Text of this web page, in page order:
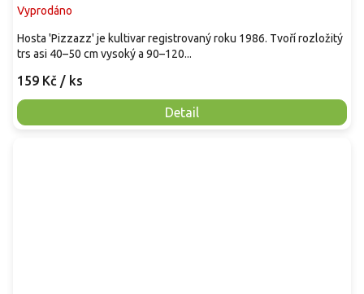
Vyprodáno
159 Kč / ks
Detail
Hosta 'Pizzazz' je kultivar registrovaný roku 1986. Tvoří rozložitý
trs asi 40–50 cm vysoký a 90–120...